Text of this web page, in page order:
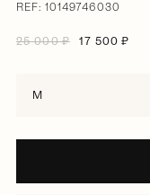
REF: 10149746030
25 000 ₽ 17 500 ₽
M